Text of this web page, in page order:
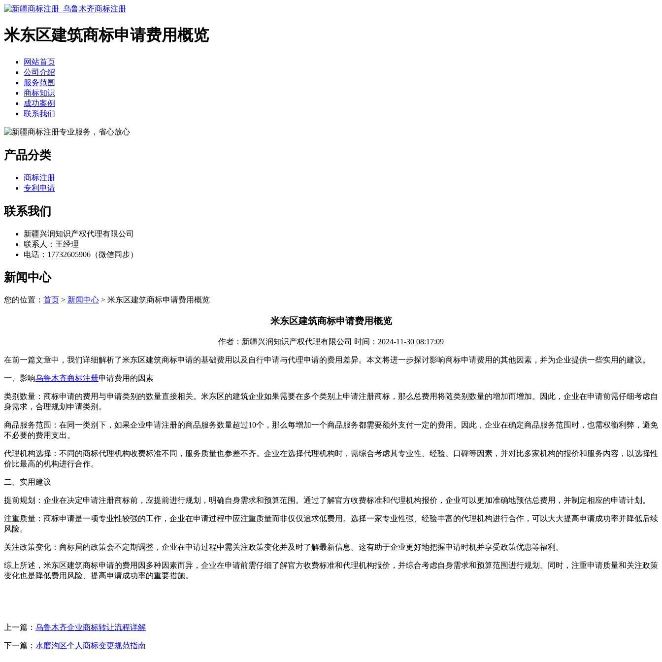
米东区建筑商标申请费用概览
网站首页
公司介绍
服务范围
商标知识
成功案例
联系我们
产品分类
商标注册
专利申请
联系我们
新疆兴润知识产权代理有限公司
联系人：王经理
电话：17732605906（微信同步）
新闻中心
您的位置： 首页 > 新闻中心 > 米东区建筑商标申请费用概览
米东区建筑商标申请费用概览
作者：新疆兴润知识产权代理有限公司 时间：2024-11-30 08:17:09
在前一篇文章中，我们详细解析了米东区建筑商标申请的基础费用以及自行申请与代理申请的费用差异。本文将进一步探讨影响商标申请费用的其他因素，并为企业提供一些实用的建议。
一、影响乌鲁木齐商标注册申请费用的因素
‌类别数量‌：商标申请的费用与申请类别的数量直接相关。米东区的建筑企业如果需要在多个类别上申请注册商标，那么总费用将随类别数量的增加而增加。因此，企业在申请前需仔细考虑自
身需求，合理规划申请类别。
‌商品服务范围‌：在同一类别下，如果企业申请注册的商品服务数量超过10个，那么每增加一个商品服务都需要额外支付一定的费用。因此，企业在确定商品服务范围时，也需权衡利弊，避免
不必要的费用支出。
‌代理机构选择‌：不同的商标代理机构收费标准不同，服务质量也参差不齐。企业在选择代理机构时，需综合考虑其专业性、经验、口碑等因素，并对比多家机构的报价和服务内容，以选择性
价比最高的机构进行合作。
二、实用建议
‌提前规划‌：企业在决定申请注册商标前，应提前进行规划，明确自身需求和预算范围。通过了解官方收费标准和代理机构报价，企业可以更加准确地预估总费用，并制定相应的申请计划。
‌注重质量‌：商标申请是一项专业性较强的工作，企业在申请过程中应注重质量而非仅仅追求低费用。选择一家专业性强、经验丰富的代理机构进行合作，可以大大提高申请成功率并降低后续
风险。
‌关注政策变化‌：商标局的政策会不定期调整，企业在申请过程中需关注政策变化并及时了解最新信息。这有助于企业更好地把握申请时机并享受政策优惠等福利。
综上所述，米东区建筑商标申请的费用因多种因素而异，企业在申请前需仔细了解官方收费标准和代理机构报价，并综合考虑自身需求和预算范围进行规划。同时，注重申请质量和关注政策
变化也是降低费用风险、提高申请成功率的重要措施。
上一篇： 乌鲁木齐企业商标转让流程详解
下一篇： 水磨沟区个人商标变更规范指南